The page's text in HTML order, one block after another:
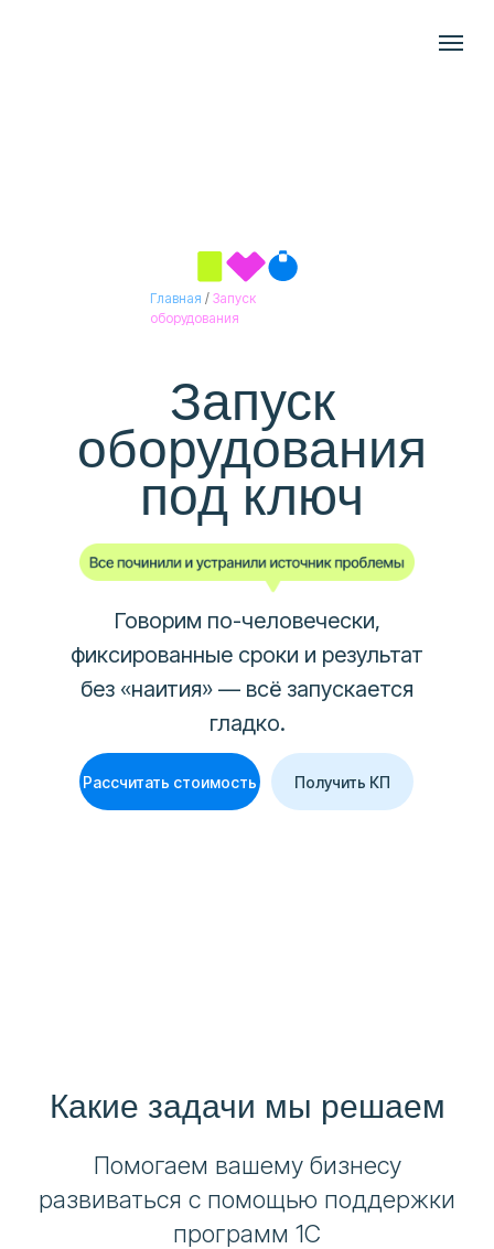
Рассчитать стоимость Получить КП
Говорим по-человечески,
фиксированные сроки и результат
без «наития» — всё запускается
гладко.
Запуск
оборудования
под ключ
Главная / Запуск
оборудования
Какие задачи мы решаем
Помогаем вашему бизнесу
развиваться с помощью поддержки
программ 1С